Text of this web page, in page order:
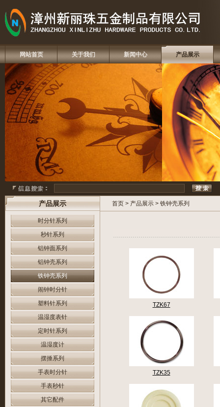
网站首页 关于我们 新闻中心 产品展示
产品展示
时分针系列
秒针系列
铝钟面系列
铝钟壳系列
铁钟壳系列
闹钟时分针
塑料针系列
温湿度表针
定时针系列
温湿度计
摆捶系列
手表时分针
手表秒针
其它配件
首页 > 产品展示 > 铁钟壳系列
TZK67
TZK35